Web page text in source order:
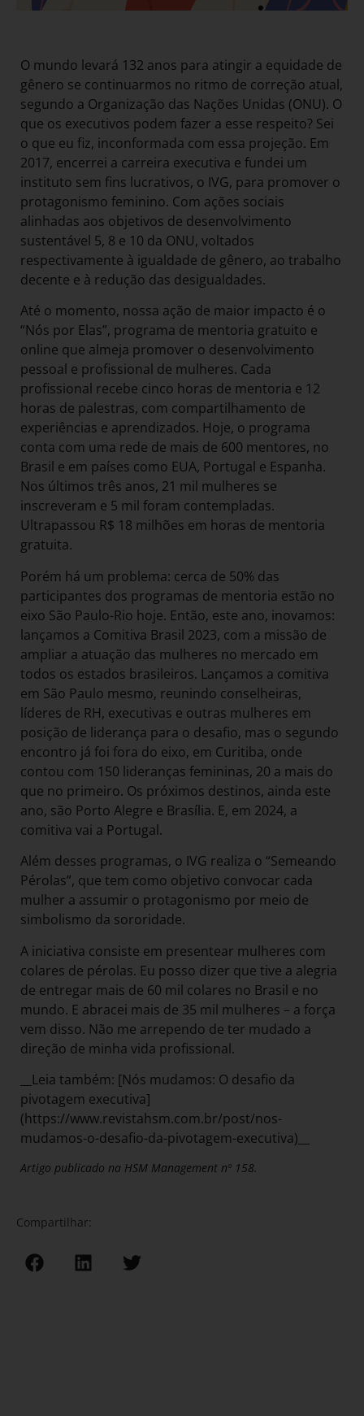
O mundo levará 132 anos para atingir a equidade de
gênero se continuarmos no ritmo de correção atual,
segundo a Organização das Nações Unidas (ONU). O
que os executivos podem fazer a esse respeito? Sei
o que eu fiz, inconformada com essa projeção. Em
2017, encerrei a carreira executiva e fundei um
instituto sem fins lucrativos, o IVG, para promover o
protagonismo feminino. Com ações sociais
alinhadas aos objetivos de desenvolvimento
sustentável 5, 8 e 10 da ONU, voltados
respectivamente à igualdade de gênero, ao trabalho
decente e à redução das desigualdades.
Até o momento, nossa ação de maior impacto é o
“Nós por Elas”, programa de mentoria gratuito e
online que almeja promover o desenvolvimento
pessoal e profissional de mulheres. Cada
profissional recebe cinco horas de mentoria e 12
horas de palestras, com compartilhamento de
experiências e aprendizados. Hoje, o programa
conta com uma rede de mais de 600 mentores, no
Brasil e em países como EUA, Portugal e Espanha.
Nos últimos três anos, 21 mil mulheres se
inscreveram e 5 mil foram contempladas.
Ultrapassou R$ 18 milhões em horas de mentoria
gratuita.
Porém há um problema: cerca de 50% das
participantes dos programas de mentoria estão no
eixo São Paulo-Rio hoje. Então, este ano, inovamos:
lançamos a Comitiva Brasil 2023, com a missão de
ampliar a atuação das mulheres no mercado em
todos os estados brasileiros. Lançamos a comitiva
em São Paulo mesmo, reunindo conselheiras,
líderes de RH, executivas e outras mulheres em
posição de liderança para o desafio, mas o segundo
encontro já foi fora do eixo, em Curitiba, onde
contou com 150 lideranças femininas, 20 a mais do
que no primeiro. Os próximos destinos, ainda este
ano, são Porto Alegre e Brasília. E, em 2024, a
comitiva vai a Portugal.
Além desses programas, o IVG realiza o “Semeando
Pérolas”, que tem como objetivo convocar cada
mulher a assumir o protagonismo por meio de
simbolismo da sororidade.
A iniciativa consiste em presentear mulheres com
colares de pérolas. Eu posso dizer que tive a alegria
de entregar mais de 60 mil colares no Brasil e no
mundo. E abracei mais de 35 mil mulheres – a força
vem disso. Não me arrependo de ter mudado a
direção de minha vida profissional.
__Leia também: [Nós mudamos: O desafio da
pivotagem executiva]
(https://www.revistahsm.com.br/post/nos-
mudamos-o-desafio-da-pivotagem-executiva)__
Artigo publicado na HSM Management nº 158.
Compartilhar: